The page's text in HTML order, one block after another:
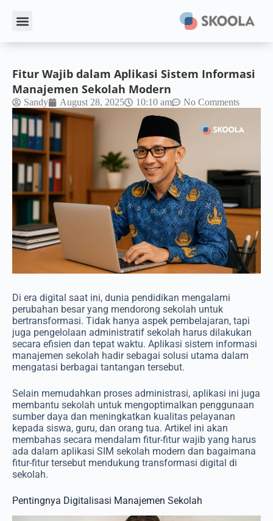
Fitur Wajib dalam Aplikasi Sistem Informasi
Manajemen Sekolah Modern
Sandy August 28, 2025 10:10 am No Comments
Di era digital saat ini, dunia pendidikan mengalami
perubahan besar yang mendorong sekolah untuk
bertransformasi. Tidak hanya aspek pembelajaran, tapi
juga pengelolaan administratif sekolah harus dilakukan
secara efisien dan tepat waktu. Aplikasi sistem informasi
manajemen sekolah hadir sebagai solusi utama dalam
mengatasi berbagai tantangan tersebut.
Selain memudahkan proses administrasi, aplikasi ini juga
membantu sekolah untuk mengoptimalkan penggunaan
sumber daya dan meningkatkan kualitas pelayanan
kepada siswa, guru, dan orang tua. Artikel ini akan
membahas secara mendalam fitur-fitur wajib yang harus
ada dalam aplikasi SIM sekolah modern dan bagaimana
fitur-fitur tersebut mendukung transformasi digital di
sekolah.
Pentingnya Digitalisasi Manajemen Sekolah